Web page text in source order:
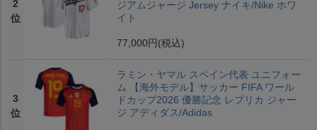
2
位
ジアムジャージ Jersey ナイキ/Nike ホワ
イト
77,000円 (税込)
3
位
ラミン・ヤマル スペイン代表 ユニフォー
ム 【海外モデル】サッカー FIFA ワール
ドカップ2026 優勝記念 レプリカ ジャー
ジ アディダス/Adidas